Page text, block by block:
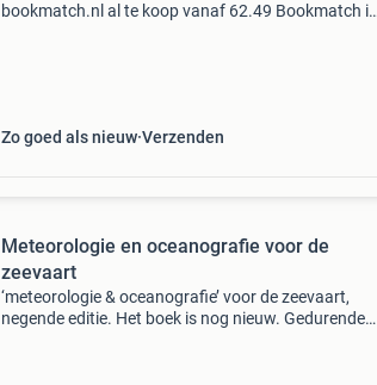
bookmatch.nl al te koop vanaf 62.49 Bookmatch is
Zo goed als nieuw Verzenden
Meteorologie en oceanografie voor de
zeevaart
‘meteorologie & oceanografie’ voor de zeevaart,
negende editie. Het boek is nog nieuw. Gedurende